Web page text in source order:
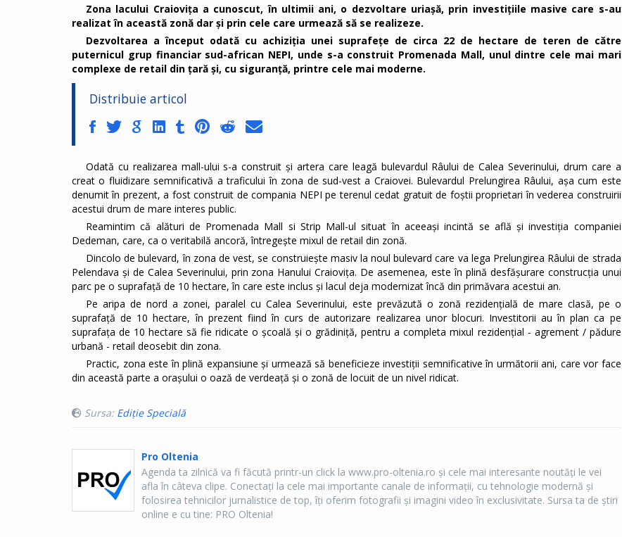
Zona lacului Craiovița a cunoscut, în ultimii ani, o dezvoltare uriașă, prin investițiile masive care s-au
realizat în această zonă dar și prin cele care urmează să se realizeze.
Dezvoltarea a început odată cu achiziția unei suprafețe de circa 22 de hectare de teren de către
puternicul grup financiar sud-african NEPI, unde s-a construit Promenada Mall, unul dintre cele mai mari
complexe de retail din țară și, cu siguranță, printre cele mai moderne.
Distribuie articol
Odată cu realizarea mall-ului s-a construit și artera care leagă bulevardul Râului de Calea Severinului, drum care a
creat o fluidizare semnificativă a traficului în zona de sud-vest a Craiovei. Bulevardul Prelungirea Râului, așa cum este
denumit în prezent, a fost construit de compania NEPI pe terenul cedat gratuit de foștii proprietari în vederea construirii
acestui drum de mare interes public.
Reamintim că alături de Promenada Mall si Strip Mall-ul situat în aceeași incintă se află și investiția companiei
Dedeman, care, ca o veritabilă ancoră, întregește mixul de retail din zonă.
Dincolo de bulevard, în zona de vest, se construiește masiv la noul bulevard care va lega Prelungirea Râului de strada
Pelendava și de Calea Severinului, prin zona Hanului Craiovița. De asemenea, este în plină desfășurare construcția unui
parc pe o suprafață de 10 hectare, în care este inclus și lacul deja modernizat încă din primăvara acestui an.
Pe aripa de nord a zonei, paralel cu Calea Severinului, este prevăzută o zonă rezidențială de mare clasă, pe o
suprafață de 10 hectare, în prezent fiind în curs de autorizare realizarea unor blocuri. Investitorii au în plan ca pe
suprafața de 10 hectare să fie ridicate o școală și o grădiniță, pentru a completa mixul rezidențial - agrement / pădure
urbană - retail deosebit din zona.
Practic, zona este în plină expansiune și urmează să beneficieze investiții semnificative în următorii ani, care vor face
din această parte a orașului o oază de verdeață și o zonă de locuit de un nivel ridicat.
Sursa: Ediție Specială
Pro Oltenia
Agenda ta zilnică va fi făcută printr-un click la www.pro-oltenia.ro şi cele mai interesante noutăţi le vei
afla în câteva clipe. Conectaţi la cele mai importante canale de informaţii, cu tehnologie modernă şi
folosirea tehnicilor jurnalistice de top, îţi oferim fotografii şi imagini video în exclusivitate. Sursa ta de ştiri
online e cu tine: PRO Oltenia!